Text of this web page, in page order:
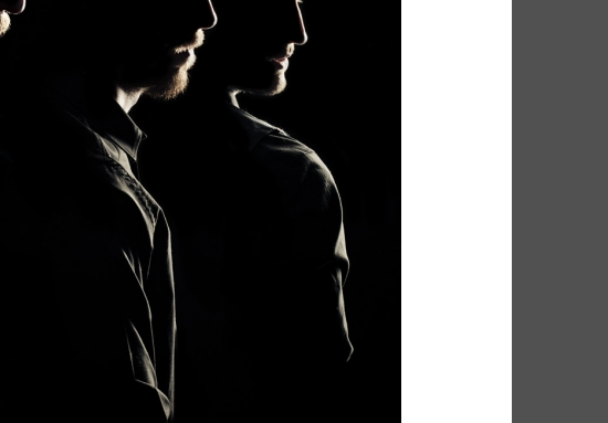
FOLK FUNK SOUL
GOSPEL
HIP POP
L'HEURE DU BILAN
METAL
NU SOUL
PLAYLIST
RAP
ROCK
RYTHMN AND BLUES
SOCIÉTÉ
SOUNDTRACK OF MY LIFE